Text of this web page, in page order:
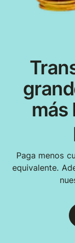
más
Paga menos
equivalente.